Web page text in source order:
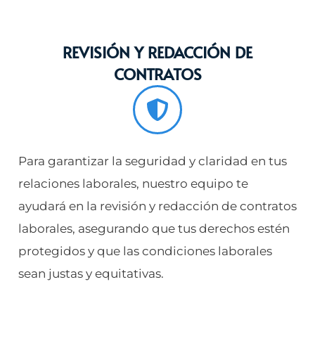
REVISIÓN Y REDACCIÓN DE
CONTRATOS
Para garantizar la seguridad y claridad en tus
relaciones laborales, nuestro equipo te
ayudará en la revisión y redacción de contratos
laborales, asegurando que tus derechos estén
protegidos y que las condiciones laborales
sean justas y equitativas.